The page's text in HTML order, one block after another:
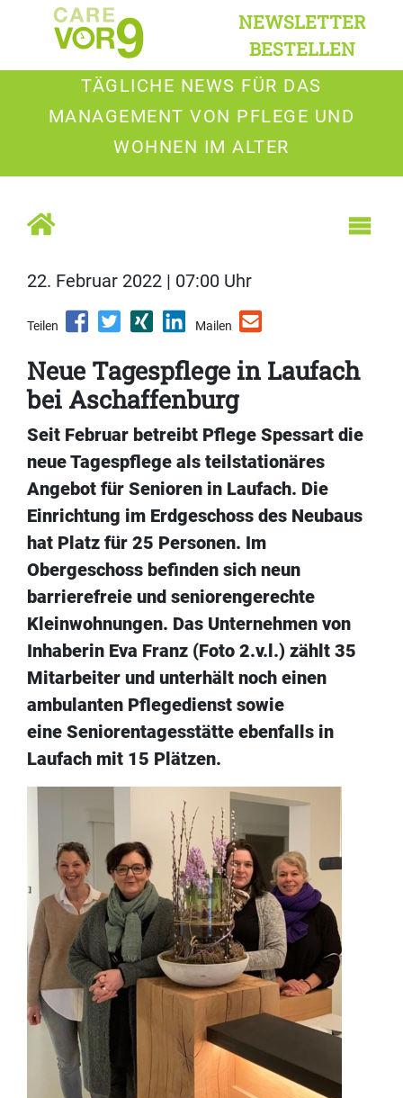
NEWSLETTER
BESTELLEN
TÄGLICHE NEWS FÜR DAS
MANAGEMENT VON PFLEGE UND
WOHNEN IM ALTER
22. Februar 2022 | 07:00 Uhr
Teilen Mailen
Neue Tagespflege in Laufach
bei Aschaffenburg
Seit Februar betreibt Pflege Spessart die
neue Tagespflege als teilstationäres
Angebot für Senioren in Laufach. Die
Einrichtung im Erdgeschoss des Neubaus
hat Platz für 25 Personen. Im
Obergeschoss befinden sich neun
barrierefreie und seniorengerechte
Kleinwohnungen. Das Unternehmen von
Inhaberin Eva Franz (Foto 2.v.l.) zählt 35
Mitarbeiter und unterhält noch einen
ambulanten Pflegedienst sowie
eine Seniorentagesstätte ebenfalls in
Laufach mit 15 Plätzen.